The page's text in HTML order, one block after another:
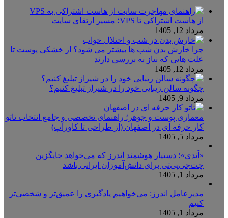
از هاست اشتراکی تا VPS؛ مسیر ارتقای سایت
مرداد 12, 1405
چرا خارش بدن شب ها بیشتر می شود؟ از خشکی پوست تا
علت هایی که نیاز به بررسی دارند
مرداد 12, 1405
چگونه سالن زیبایی خود را در شیراز تبلیغ کنیم؟
مرداد 9, 1405
معماری پوست و جوهر؛ راهنمای تخصصی و جامع انتخاب تاتو
کار حرفه ای در اصفهان (از طراحی تا کاورآپ)
مرداد 5, 1405
«اَندی»؛ دستیار هوشمند اندرز که می‌خواهد جایگزین
چت‌جی‌پی‌تی برای دانش‌آموزان ایرانی باشد
مرداد 1, 1405
مدیرعامل اندرز: می‌خواهیم یادگیری را عمیق‌تر و شخصی‌تر
کنیم
مرداد 1, 1405